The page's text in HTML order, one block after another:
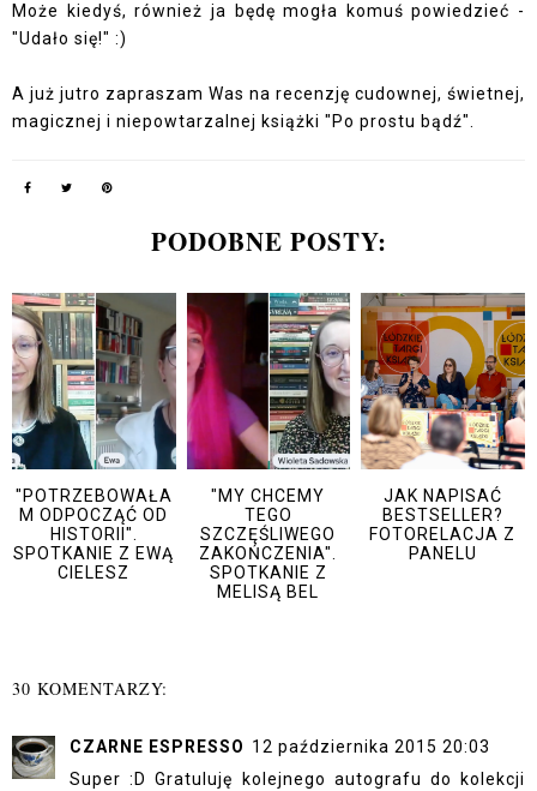
Może kiedyś, również ja będę mogła komuś powiedzieć -
"Udało się!" :)
A już jutro zapraszam Was na recenzję cudownej, świetnej,
magicznej i niepowtarzalnej książki "Po prostu bądź".
PODOBNE POSTY:
"POTRZEBOWAŁA
M ODPOCZĄĆ OD
HISTORII".
SPOTKANIE Z EWĄ
CIELESZ
"MY CHCEMY
TEGO
SZCZĘŚLIWEGO
ZAKOŃCZENIA".
SPOTKANIE Z
MELISĄ BEL
JAK NAPISAĆ
BESTSELLER?
FOTORELACJA Z
PANELU
30 KOMENTARZY:
CZARNE ESPRESSO 12 października 2015 20:03
Super :D Gratuluję kolejnego autografu do kolekcji